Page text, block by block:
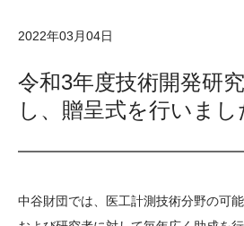
設立趣意書 財団
沿革 40年
中谷
中谷財団事業紹介 中谷
神戸賞 長期
中谷財団動画
基本
2022年03月04日
令和3年度技術開発研
し、贈呈式を行いまし
中谷財団では、医工計測技術分野の可